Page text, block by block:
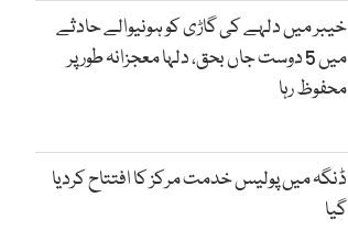
خیبر میں دلہے کی گاڑی کو ہونیوالے حادثے
میں 5 دوست جاں بحق، دلہا معجزانہ طور پر
محفوظ رہا
ڈنگہ میں پولیس خدمت مرکز کا افتتاح کردیا
گیا